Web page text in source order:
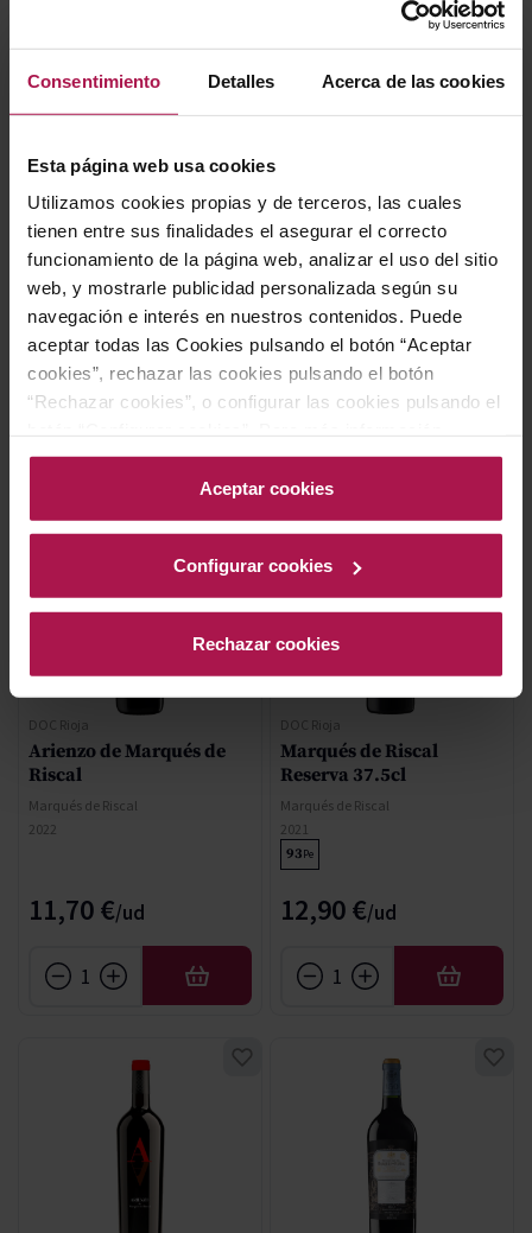
Consentimiento Detalles Acerca de las cookies
Esta página web usa cookies
Utilizamos cookies propias y de terceros, las cuales
tienen entre sus finalidades el asegurar el correcto
funcionamiento de la página web, analizar el uso del sitio
web, y mostrarle publicidad personalizada según su
navegación e interés en nuestros contenidos. Puede
aceptar todas las Cookies pulsando el botón “Aceptar
cookies”, rechazar las cookies pulsando el botón
“Rechazar cookies”, o configurar las cookies pulsando el
acceda a nuestra Política de Cookies.Para más
información acceda a nuestraPolítica de Cookies
Aceptar cookies
Configurar cookies
Rechazar cookies
DOC Rioja
Arienzo de Marqués de
Riscal Magnum
2019
24,70 €
AÑADIR
DOC Rioja
Marqués de Riscal
Reserva
Marqués de Riscal
2021
93 Pe
22,70 €
AÑADIR
DOC Rioja
Arienzo de Marqués de
Riscal
Marqués de Riscal
2022
11,70 €
AÑADIR
DOC Rioja
Marqués de Riscal
Reserva 37.5cl
Marqués de Riscal
2021
93Pe
12,90 €
AÑADIR